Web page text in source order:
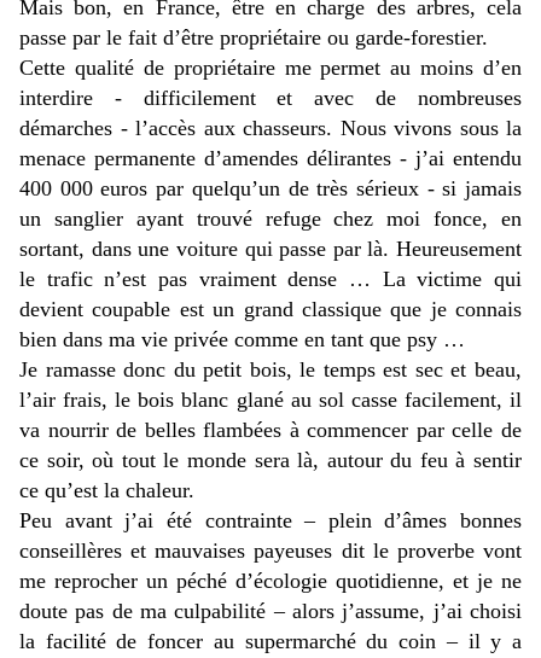
Mais bon, en France, être en charge des arbres, cela
passe par le fait d’être propriétaire ou garde-forestier.
Cette qualité de propriétaire me permet au moins d’en
interdire - difficilement et avec de nombreuses
démarches - l’accès aux chasseurs. Nous vivons sous la
menace permanente d’amendes délirantes - j’ai entendu
400 000 euros par quelqu’un de très sérieux - si jamais
un sanglier ayant trouvé refuge chez moi fonce, en
sortant, dans une voiture qui passe par là. Heureusement
le trafic n’est pas vraiment dense … La victime qui
devient coupable est un grand classique que je connais
bien dans ma vie privée comme en tant que psy …
Je ramasse donc du petit bois, le temps est sec et beau,
l’air frais, le bois blanc glané au sol casse facilement, il
va nourrir de belles flambées à commencer par celle de
ce soir, où tout le monde sera là, autour du feu à sentir
ce qu’est la chaleur.
Peu avant j’ai été contrainte – plein d’âmes bonnes
conseillères et mauvaises payeuses dit le proverbe vont
me reprocher un péché d’écologie quotidienne, et je ne
doute pas de ma culpabilité – alors j’assume, j’ai choisi
la facilité de foncer au supermarché du coin – il y a